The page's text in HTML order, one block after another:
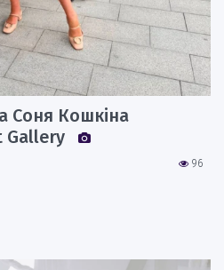
Соня Кошкіна
Gallery
96